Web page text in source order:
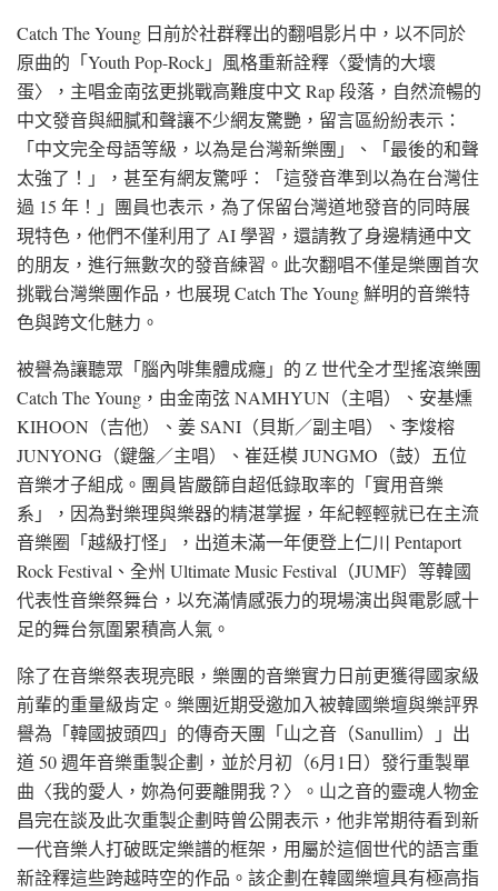
Catch The Young 日前於社群釋出的翻唱影片中，以不同於
原曲的「Youth Pop-Rock」風格重新詮釋〈愛情的大壞
蛋〉，主唱金南弦更挑戰高難度中文 Rap 段落，自然流暢的
中文發音與細膩和聲讓不少網友驚艷，留言區紛紛表示：
「中文完全母語等級，以為是台灣新樂團」、「最後的和聲
太強了！」，甚至有網友驚呼：「這發音準到以為在台灣住
過 15 年！」團員也表示，為了保留台灣道地發音的同時展
現特色，他們不僅利用了 AI 學習，還請教了身邊精通中文
的朋友，進行無數次的發音練習。此次翻唱不僅是樂團首次
挑戰台灣樂團作品，也展現 Catch The Young 鮮明的音樂特
色與跨文化魅力。
被譽為讓聽眾「腦內啡集體成癮」的 Z 世代全才型搖滾樂團
Catch The Young，由金南弦 NAMHYUN（主唱）、安基燻
KIHOON（吉他）、姜 SANI（貝斯／副主唱）、李焌榕
JUNYONG（鍵盤／主唱）、崔廷模 JUNGMO（鼓）五位
音樂才子組成。團員皆嚴篩自超低錄取率的「實用音樂
系」，因為對樂理與樂器的精湛掌握，年紀輕輕就已在主流
音樂圈「越級打怪」，出道未滿一年便登上仁川 Pentaport
Rock Festival、全州 Ultimate Music Festival（JUMF）等韓國
代表性音樂祭舞台，以充滿情感張力的現場演出與電影感十
足的舞台氛圍累積高人氣。
除了在音樂祭表現亮眼，樂團的音樂實力日前更獲得國家級
前輩的重量級肯定。樂團近期受邀加入被韓國樂壇與樂評界
譽為「韓國披頭四」的傳奇天團「山之音（Sanullim）」出
道 50 週年音樂重製企劃，並於月初（6月1日）發行重製單
曲〈我的愛人，妳為何要離開我？〉。山之音的靈魂人物金
昌完在談及此次重製企劃時曾公開表示，他非常期待看到新
一代音樂人打破既定樂譜的框架，用屬於這個世代的語言重
新詮釋這些跨越時空的作品。該企劃在韓國樂壇具有極高指